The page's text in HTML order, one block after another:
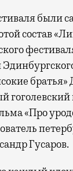
были
состав
братья»
«Про
Гусаров.